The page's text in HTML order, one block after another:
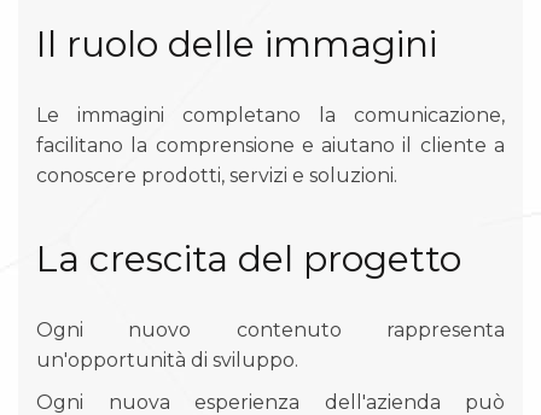
Il ruolo delle immagini
Le immagini completano la comunicazione,
facilitano la comprensione e aiutano il cliente a
conoscere prodotti, servizi e soluzioni.
La crescita del progetto
Ogni nuovo contenuto rappresenta
un'opportunità di sviluppo.
Ogni nuova esperienza dell'azienda può